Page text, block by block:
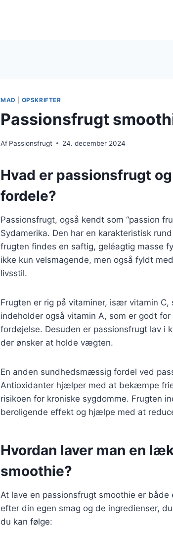
MAD OPSKRIFTER
Passionsfrugt
Af Passionsfrugt 24. december 2024
Hvad er passionsfrugt
fordele?
Passionsfrugt, også kendt som “passion
Sydamerika. Den har en karakteristisk
frugten findes en saftig, geléagtig masse
ikke kun velsmagende, men også fyldt
livsstil.
Frugten er rig på vitaminer, især vitamin
indeholder også vitamin A, som er godt
fordøjelse. Desuden er passionsfrugt lav i
der ønsker at holde vægten.
En anden sundhedsmæssig fordel ved
Antioxidanter hjælper med at bekæmpe
risikoen for kroniske sygdomme. Frugten
beroligende effekt og hjælpe med at
Hvordan laver man en
smoothie?
At lave en passionsfrugt smoothie er
efter din egen smag og de ingredienser,
du kan følge: